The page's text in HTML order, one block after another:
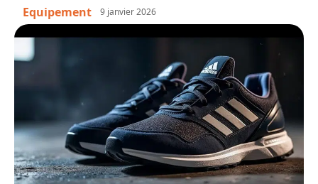
Equipement 9 janvier 2026